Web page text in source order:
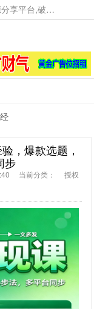
咸鱼资源网【www.xianyuai.cn】全网精品资源分享平台,破解软件,技术源码,火爆项目,工具辅助,这里无所不有。
，爆款选题，
步
当前分类： 授权